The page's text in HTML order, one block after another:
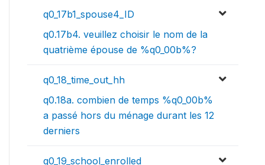
q0_17b1_spouse4_ID
q0.17b4. veuillez choisir le nom de la
quatrième épouse de %q0_00b%?
q0_18_time_out_hh
q0.18a. combien de temps %q0_00b%
a passé hors du ménage durant les 12
derniers
q0_19_school_enrolled